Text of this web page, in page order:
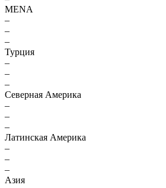
MENA
–
–
–
Турция
–
–
–
Северная Америка
–
–
–
Латинская Америка
–
–
–
Азия